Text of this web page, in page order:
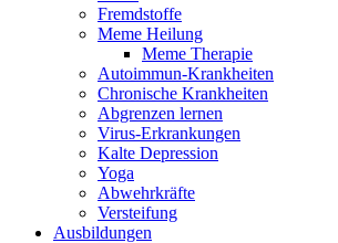
Fremdstoffe
Meme Heilung
Meme Therapie
Autoimmun-Krankheiten
Chronische Krankheiten
Abgrenzen lernen
Virus-Erkrankungen
Kalte Depression
Yoga
Abwehrkräfte
Versteifung
Ausbildungen